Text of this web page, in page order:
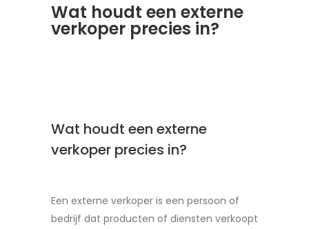
Wat houdt een externe
verkoper precies in?
Wat houdt een externe
verkoper precies in?
Een externe verkoper is een persoon of
bedrijf dat producten of diensten verkoopt